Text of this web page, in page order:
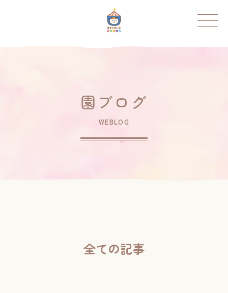
園ブログ
WEBLOG
全ての記事
ポストメイト保育園について
園のこと